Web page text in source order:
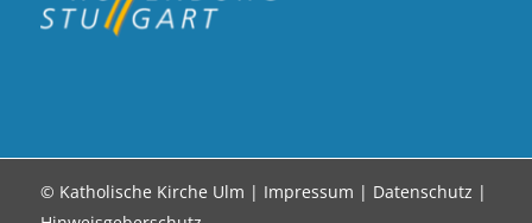
© Katholische Kirche Ulm | Impressum | Datenschutz |